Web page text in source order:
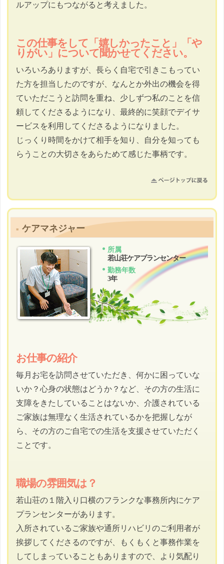
ルアップにもつながると考えました。
この仕事をして「嬉しかったこと」「や
りがい」について聞かせてください。
いろいろありますが、長らく自宅で引きこもってい
た方を担当したのですが、なんとか外出の機会を得
ていただこうと訪問を重ね、少しずつ私のことを信
頼してくださるようになり、最終的に笑顔でデイサ
ービスを利用してくださるようになりました。
じっくり時間をかけて相手を知り、自分を知っても
らうことの大切さをあらためて感じた事柄です。
ケアマネジャー
所属
若山荘ケアプランセンター
勤務年数
3年
お仕事の紹介
毎月お宅を訪問させていただき、何かに困っていな
いか？心身の状態はどうか？など、その方の生活に
支障をきたしていることはないか、介護されている
ご家族は無理なく生活されているかを把握しなが
ら、その方のご自宅での生活を支援させていただく
ことです。
職場の雰囲気は？
若山荘の１階入り口横のフランクな事務所内にケア
プランセンターがあります。
入所されているご家族や通所リハビリのご利用者が
挨拶してくださるのですが、もくもくと事務作業を
してしまっていることもありますので、より気配り